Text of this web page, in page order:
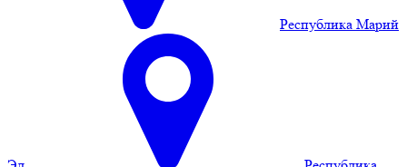
Республика Марий